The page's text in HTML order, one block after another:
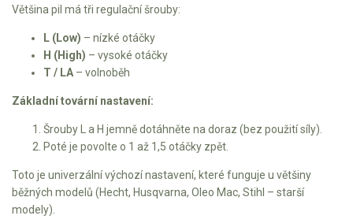
Nůžky na živý plot
Vysavače a foukače
Štěpkovače a drtiče
Elektrické skútry
Elektrické tříkolky
Většina pil má tři regulační šrouby:
L (Low) – nízké otáčky
H (High) – vysoké otáčky
T / LA – volnoběh
Základní tovární nastavení:
Šrouby L a H jemně dotáhněte na doraz (bez použití síly).
Poté je povolte o 1 až 1,5 otáčky zpět.
Toto je univerzální výchozí nastavení, které funguje u většiny
běžných modelů (Hecht, Husqvarna, Oleo Mac, Stihl – starší
modely).